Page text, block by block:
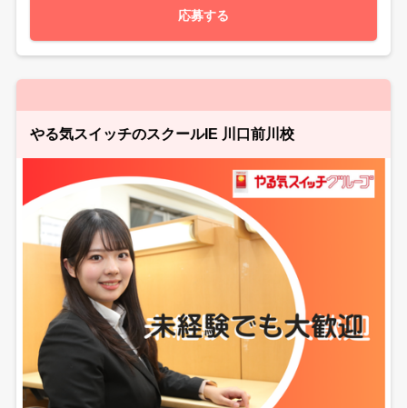
応募する
やる気スイッチのスクールIE 川口前川校